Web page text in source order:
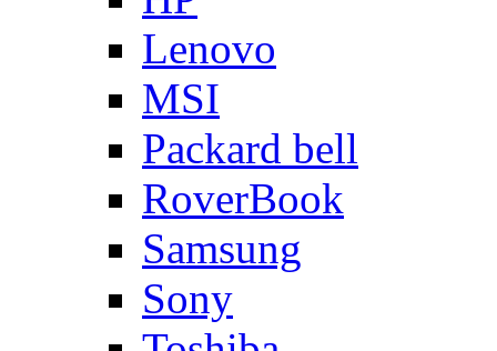
Lenovo
MSI
Packard bell
RoverBook
Samsung
Sony